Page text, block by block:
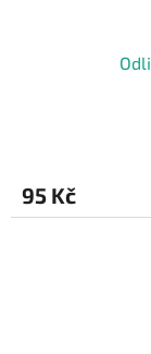
95 Kč